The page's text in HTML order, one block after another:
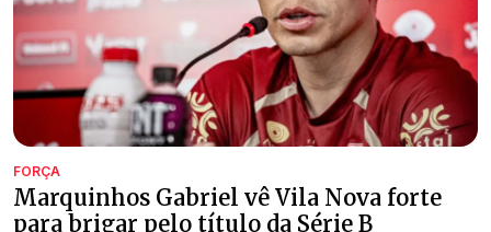
FORÇA
Marquinhos Gabriel vê Vila Nova forte
para brigar pelo título da Série B